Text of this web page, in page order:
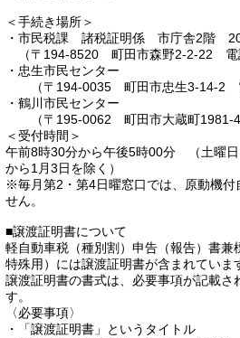
＜手続き場所＞
・市民税課 諸税証明係 市庁舎2階
（〒194-8520 町田市森野2-2-22 電
・忠生市民センター
（〒194-0035 町田市忠生3-14-2 電
・鶴川市民センター
（〒195-0062 町田市大蔵町1981-4
＜受付時間＞
午前8時30分から午後5時00分 （土曜
から1月3日を除く）
※毎月第2・第4日曜窓口では、原動機付
せん。
■譲渡証明書について
軽自動車税（種別割）申告（報告）書兼
特殊用）には譲渡証明書が含まれていま
譲渡証明書の書式は、必要事項が記載さ
す。
〈必要事項〉
・「譲渡証明書」というタイトル